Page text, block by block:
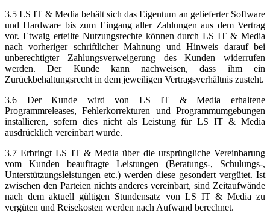
3.5 LS IT & Media behält sich das Eigentum an gelieferter Software
und Hardware bis zum Eingang aller Zahlungen aus dem Vertrag
vor. Etwaig erteilte Nutzungsrechte können durch LS IT & Media
nach vorheriger schriftlicher Mahnung und Hinweis darauf bei
unberechtigter Zahlungsverweigerung des Kunden widerrufen
werden. Der Kunde kann nachweisen, dass ihm ein
Zurückbehaltungsrecht in dem jeweiligen Vertragsverhältnis zusteht.
3.6 Der Kunde wird von LS IT & Media erhaltene
Programmreleases, Fehlerkorrekturen und Programmumgebungen
installieren, sofern dies nicht als Leistung für LS IT & Media
ausdrücklich vereinbart wurde.
3.7 Erbringt LS IT & Media über die ursprüngliche Vereinbarung
vom Kunden beauftragte Leistungen (Beratungs-, Schulungs-,
Unterstützungsleistungen etc.) werden diese gesondert vergütet. Ist
zwischen den Parteien nichts anderes vereinbart, sind Zeitaufwände
nach dem aktuell gültigen Stundensatz von LS IT & Media zu
vergüten und Reisekosten werden nach Aufwand berechnet.